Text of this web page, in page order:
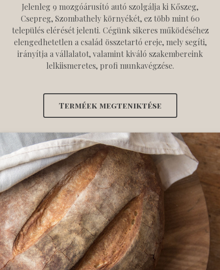
Jelenleg 9 mozgóárusító autó szolgálja ki Kőszeg,
Csepreg, Szombathely környékét, ez több mint 60
település elérését jelenti. Cégünk sikeres működéséhez
elengedhetetlen a család összetartó ereje, mely segíti,
irányítja a vállalatot, valamint kiváló szakembereink
lelkiismeretes, profi munkavégzése.
Terméek megteniktése